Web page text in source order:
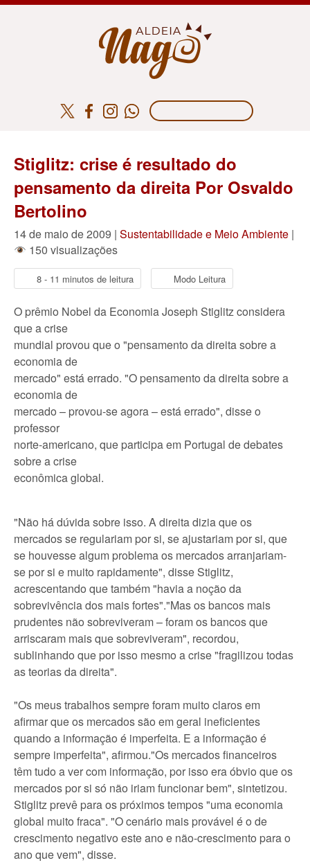
Stiglitz: crise é resultado do
pensamento da direita Por Osvaldo
Bertolino
14 de maio de 2009 | Sustentabilidade e Meio Ambiente |
150 visualizações
8 - 11 minutos de leitura Modo Leitura
O prêmio Nobel da Economia Joseph Stiglitz considera
que a crise
mundial provou que o "pensamento da direita sobre a
economia de
mercado" está errado. "O pensamento da direita sobre a
economia de
mercado – provou-se agora – está errado", disse o
professor
norte-americano, que participa em Portugal de debates
sobre a crise
econômica global.
"Não há dúvida sobre isso. A direita dizia que os
mercados se regulariam por si, se ajustariam por si, que
se houvesse algum problema os mercados arranjariam-
se por si e muito rapidamente", disse Stiglitz,
acrescentando que também "havia a noção da
sobrevivência dos mais fortes"."Mas os bancos mais
prudentes não sobreviveram – foram os bancos que
arriscaram mais que sobreviveram", recordou,
sublinhando que por isso mesmo a crise "fragilizou todas
as teorias da direita".
"Os meus trabalhos sempre foram muito claros em
afirmar que os mercados são em geral ineficientes
quando a informação é imperfeita. E a informação é
sempre imperfeita", afirmou."Os mercados financeiros
têm tudo a ver com informação, por isso era óbvio que os
mercados por si só não iriam funcionar bem", sintetizou.
Stiglitz prevê para os próximos tempos "uma economia
global muito fraca". "O cenário mais provável é o de
crescimento negativo este ano e não-crescimento para o
ano que vem", disse.